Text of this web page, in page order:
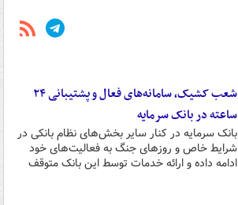
شعب کشیک، سامانه‌های فعال و پشتیبانی ۲۴
ساعته در بانک سرمایه
بانک سرمایه در کنار سایر بخش‌های نظام بانکی در
شرایط خاص و روزهای جنگ به فعالیت‌های خود
ادامه داده و ارائه خدمات توسط این بانک متوقف